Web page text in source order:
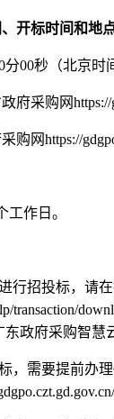
开标时间和地
分00秒（北京时
府采购网
购网https://
工作日。
行招投标，请
transaction/
政府采购智慧
，需要提前办理